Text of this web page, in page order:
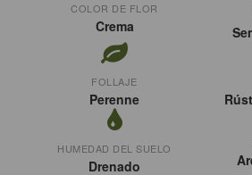
COLOR DE FLOR
Crema
FOLLAJE
Perenne
HUMEDAD DEL SUELO
Drenado